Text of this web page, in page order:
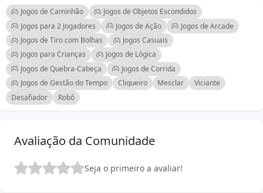
Perfeito para fãs de jogos de objetos escondidos e
quebra-cabeças
Desafios cronometrados para aumentar a emoção
Adequado para todas as idades, proporcionando diversão
para famílias
Jogos de Caminhão
Jogos de Objetos Escondidos
Jogos para 2 Jogadores
Jogos de Ação
Jogos de Arcade
Jogos de Tiro com Bolhas
Jogos Casuais
Jogos para Crianças
Jogos de Lógica
Jogos de Quebra-Cabeça
Jogos de Corrida
Jogos de Gestão do Tempo
Cliqueiro Mesclar
Viciante
Desafiador
Robô
Avaliação da Comunidade
Seja o primeiro a avaliar!